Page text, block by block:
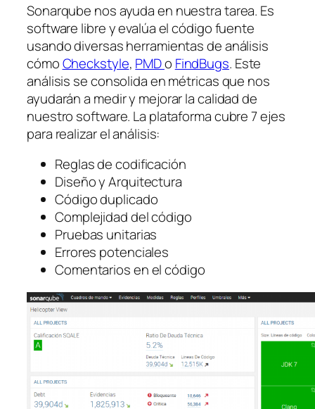
Sonarqube nos ayuda en nuestra tarea. Es
software libre y evalúa el código fuente
usando diversas herramientas de análisis
cómoCheckstyle, PMDo FindBugs. Este
análisis se consolida en métricas que nos
ayudarán a medir y mejorar la calidad de
nuestro software. La plataforma cubre 7 ejes
para realizar el análisis:
Reglas de codificación
Diseño y Arquitectura
Código duplicado
Complejidad del código
Pruebas unitarias
Errores potenciales
Comentarios en el código